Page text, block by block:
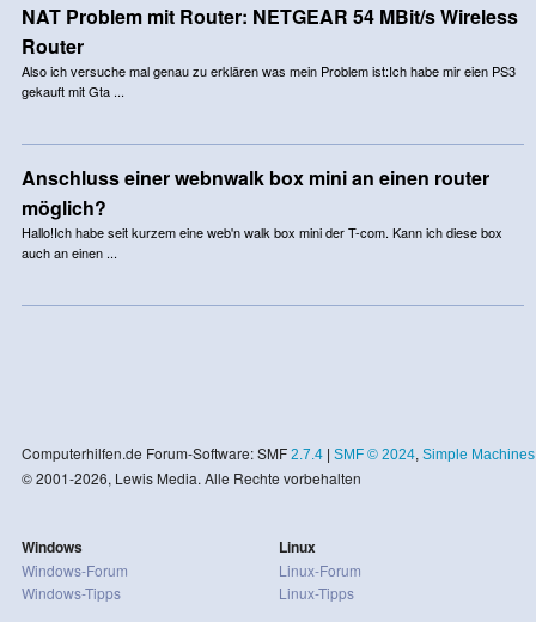
NAT Problem mit Router: NETGEAR 54 MBit/s Wireless
Router
Also ich versuche mal genau zu erklären was mein Problem ist:Ich habe mir eien PS3
gekauft mit Gta ...
Anschluss einer webnwalk box mini an einen router
möglich?
Hallo!Ich habe seit kurzem eine web'n walk box mini der T-com. Kann ich diese box
auch an einen ...
Computerhilfen.de Forum-Software: SMF 2.7.4| SMF © 2024, Simple Machines
© 2001-2026, Lewis Media. Alle Rechte vorbehalten
Windows
Windows-Forum
Windows-Tipps
Linux
Linux-Forum
Linux-Tipps